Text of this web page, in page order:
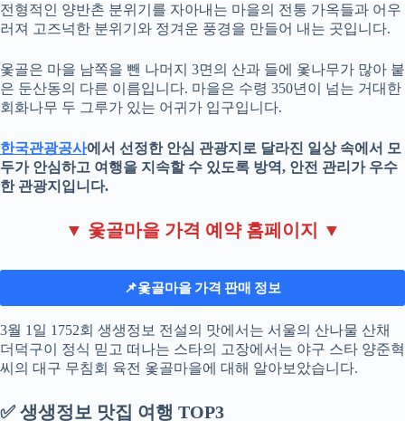
전형적인 양반촌 분위기를 자아내는 마을의 전통 가옥들과 어우
러져 고즈넉한 분위기와 정겨운 풍경을 만들어 내는 곳입니다.
옻골은 마을 남쪽을 뺀 나머지 3면의 산과 들에 옻나무가 많아 붙
은 둔산동의 다른 이름입니다. 마을은 수령 350년이 넘는 거대한
회화나무 두 그루가 있는 어귀가 입구입니다.
한국관광공사에서 선정한 안심 관광지로 달라진 일상 속에서 모
두가 안심하고 여행을 지속할 수 있도록 방역, 안전 관리가 우수
한 관광지입니다.
▼ 옻골마을 가격 예약 홈페이지 ▼
📌옻골마을 가격 판매 정보
3월 1일 1752회 생생정보 전설의 맛에서는 서울의 산나물 산채
더덕구이 정식 믿고 떠나는 스타의 고장에서는 야구 스타 양준혁
씨의 대구 무침회 육전 옻골마을에 대해 알아보았습니다.
✅ 생생정보 맛집 여행 TOP3